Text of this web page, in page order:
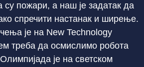
пожари, а наш је задатак да
спречити настанак и ширење.
је на New Technology
треба да осмислимо робота
је на светском